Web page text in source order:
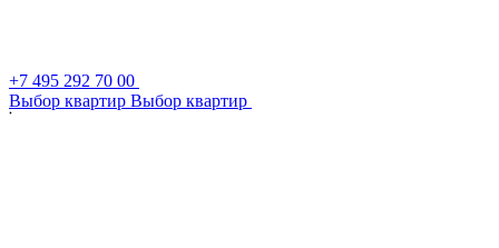
+7 495 292 70 00
Выбор квартир Выбор квартир